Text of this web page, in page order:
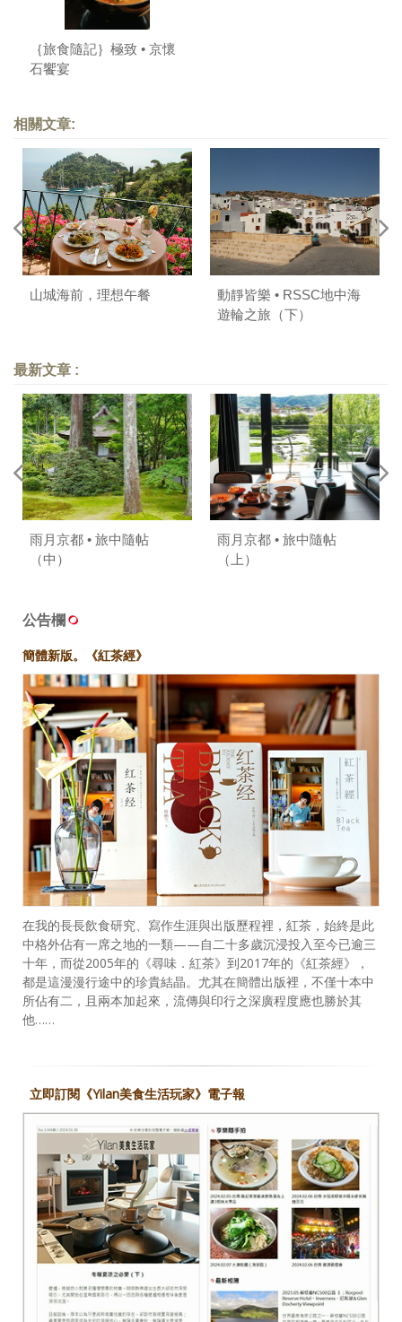
｛旅食隨記｝極致 • 京懷
石饗宴
相關文章:
山城海前，理想午餐
動靜皆樂 • RSSC地中海
遊輪之旅（下）
最新文章 :
雨月京都 • 旅中隨帖
（中）
雨月京都 • 旅中隨帖
（上）
公告欄
簡體新版。《紅茶經》
在我的長長飲食研究、寫作生涯與出版歷程裡，紅茶，始終是此
中格外佔有一席之地的一類——自二十多歲沉浸投入至今已逾三
十年，而從2005年的《尋味．紅茶》到2017年的《紅茶經》，
都是這漫漫行途中的珍貴結晶。尤其在簡體出版裡，不僅十本中
所佔有二，且兩本加起來，流傳與印行之深廣程度應也勝於其
他……
立即訂閱《Yilan美食生活玩家》電子報